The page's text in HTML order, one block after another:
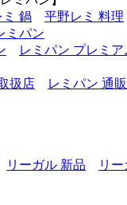
ミ 鍋
平野レミ 料理
ミパン
レミパン プレミア
扱店
レミパン 通販
リーガル 新品
リ